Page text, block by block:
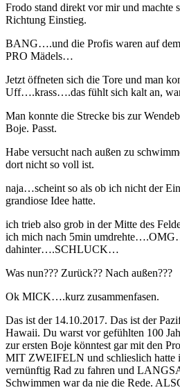
Frodo stand direkt vor mir und machte
Richtung Einstieg.
BANG….und die Profis waren auf
PRO Mädels…
Jetzt öffneten sich die Tore und man
Uff….krass….das fühlt sich kalt an, war
Man konnte die Strecke bis zur
Boje. Passt.
Habe versucht nach außen zu
dort nicht so voll ist.
naja…scheint so als ob ich nicht der
grandiose Idee hatte.
ich trieb also grob in der Mitte des
ich mich nach 5min
dahinter….SCHLUCK…
Was nun??? Zurück?? Nach außen???
Ok MICK….kurz zusammenfasen.
Das ist der 14.10.2017. Das ist der
Hawaii. Du warst vor gefühlten 100
zur ersten Boje könntest gar mit den
MIT ZWEIFELN und schlieslich hatte
vernünftig Rad zu fahren und
Schwimmen war da nie die Rede.